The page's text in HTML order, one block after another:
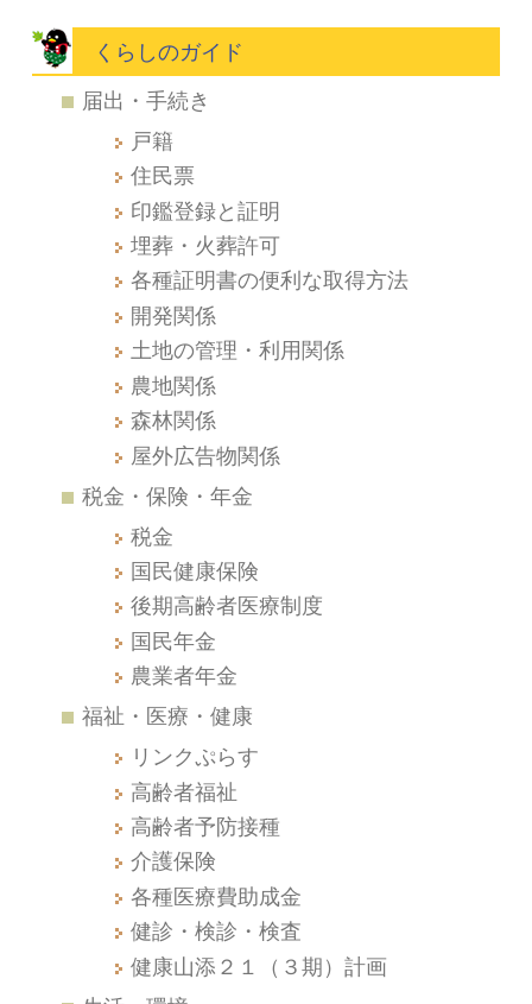
くらしのガイド
届出・手続き
戸籍
住民票
印鑑登録と証明
埋葬・火葬許可
各種証明書の便利な取得方法
開発関係
土地の管理・利用関係
農地関係
森林関係
屋外広告物関係
税金・保険・年金
税金
国民健康保険
後期高齢者医療制度
国民年金
農業者年金
福祉・医療・健康
リンクぷらす
高齢者福祉
高齢者予防接種
介護保険
各種医療費助成金
健診・検診・検査
健康山添２１（３期）計画